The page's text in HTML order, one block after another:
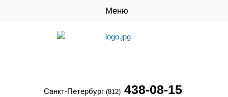
Меню
Санкт-Петербург (812) 438-08-15